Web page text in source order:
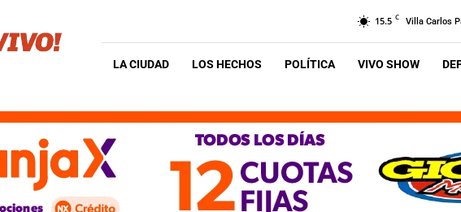
15.5 C Villa Carlos
LA CIUDAD LOS HECHOS POLÍTICA VIVO SHOW